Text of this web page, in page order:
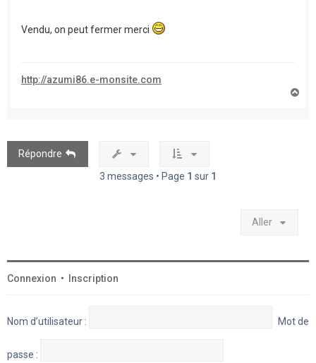
Vendu, on peut fermer merci
http://azumi86.e-monsite.com
Répondre
3 messages • Page 1 sur 1
Aller
Connexion • Inscription
Nom d’utilisateur : Mot de
passe :